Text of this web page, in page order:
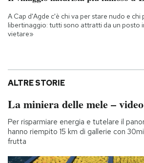
A Cap d'Agde c'è chi va per stare nudo e chi
libertinaggio: tutti sono attratti da un posto
vietare»
ALTRE STORIE
La miniera delle mele – video
Per risparmiare energia e tutelare il
hanno riempito 15 km di gallerie con
frutta